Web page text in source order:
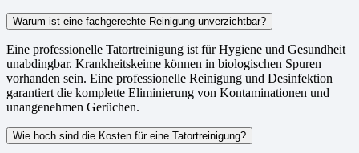
Warum ist eine fachgerechte Reinigung unverzichtbar?
Eine professionelle Tatortreinigung ist für Hygiene und Gesundheit
unabdingbar. Krankheitskeime können in biologischen Spuren
vorhanden sein. Eine professionelle Reinigung und Desinfektion
garantiert die komplette Eliminierung von Kontaminationen und
unangenehmen Gerüchen.
Wie hoch sind die Kosten für eine Tatortreinigung?